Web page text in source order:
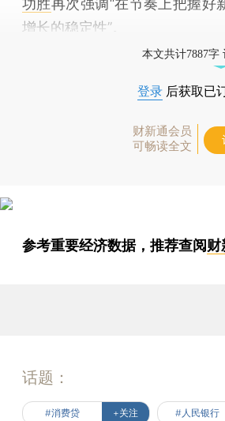
增长的稳定性”。
本文共计7887字
登录 后获取已
财新通会员
可畅读全文
参考重要经济数据，推荐查阅财
话题：
#消费贷 +关注 #人民银行